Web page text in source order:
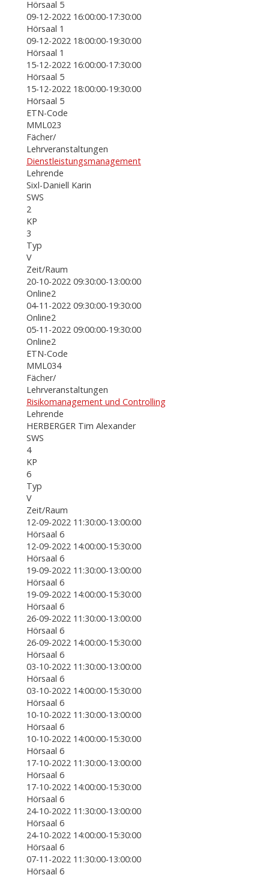
Hörsaal 5
09-12-2022 16:00:00-17:30:00
Hörsaal 1
09-12-2022 18:00:00-19:30:00
Hörsaal 1
15-12-2022 16:00:00-17:30:00
Hörsaal 5
15-12-2022 18:00:00-19:30:00
Hörsaal 5
ETN-Code
MML023
Fächer/
Lehrveranstaltungen
Dienstleistungsmanagement
Lehrende
Sixl-Daniell Karin
SWS
2
KP
3
Typ
V
Zeit/Raum
20-10-2022 09:30:00-13:00:00
Online2
04-11-2022 09:30:00-19:30:00
Online2
05-11-2022 09:00:00-19:30:00
Online2
ETN-Code
MML034
Fächer/
Lehrveranstaltungen
Risikomanagement und Controlling
Lehrende
HERBERGER Tim Alexander
SWS
4
KP
6
Typ
V
Zeit/Raum
12-09-2022 11:30:00-13:00:00
Hörsaal 6
12-09-2022 14:00:00-15:30:00
Hörsaal 6
19-09-2022 11:30:00-13:00:00
Hörsaal 6
19-09-2022 14:00:00-15:30:00
Hörsaal 6
26-09-2022 11:30:00-13:00:00
Hörsaal 6
26-09-2022 14:00:00-15:30:00
Hörsaal 6
03-10-2022 11:30:00-13:00:00
Hörsaal 6
03-10-2022 14:00:00-15:30:00
Hörsaal 6
10-10-2022 11:30:00-13:00:00
Hörsaal 6
10-10-2022 14:00:00-15:30:00
Hörsaal 6
17-10-2022 11:30:00-13:00:00
Hörsaal 6
17-10-2022 14:00:00-15:30:00
Hörsaal 6
24-10-2022 11:30:00-13:00:00
Hörsaal 6
24-10-2022 14:00:00-15:30:00
Hörsaal 6
07-11-2022 11:30:00-13:00:00
Hörsaal 6